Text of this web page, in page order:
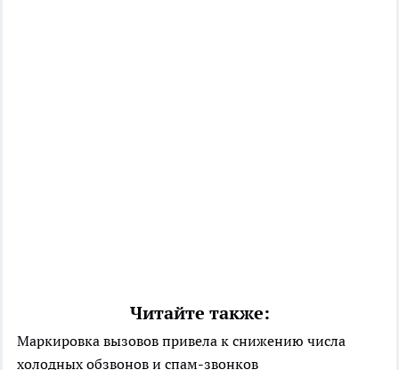
Читайте также:
Маркировка вызовов привела к снижению числа
холодных обзвонов и спам-звонков